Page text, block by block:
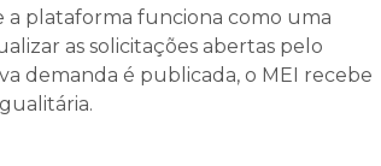
a plataforma funciona como uma
as solicitações abertas pelo
demanda é publicada, o MEI recebe